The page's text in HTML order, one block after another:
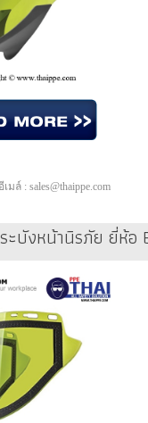
มล์ : sales@thaippe.com
ะบังหน้านิรภัย ยี่ห้อ